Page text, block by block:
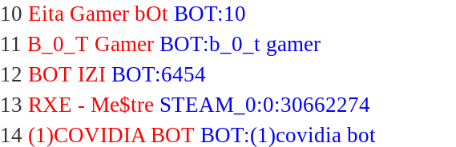
10 Eita Gamer bOt BOT:10
11 B_0_T Gamer BOT:b_0_t gamer
12 BOT IZI BOT:6454
13 RXE - Me$tre STEAM_0:0:30662274
14 (1)COVIDIA BOT BOT:(1)covidia bot